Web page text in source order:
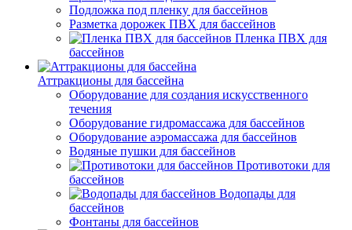
Подложка под пленку для бассейнов
Разметка дорожек ПВХ для бассейнов
Пленка ПВХ для
бассейнов
Аттракционы для бассейна
Оборудование для создания искусственного
течения
Оборудование гидромассажа для бассейнов
Оборудование аэромассажа для бассейнов
Водяные пушки для бассейнов
Противотоки для
бассейнов
Водопады для
бассейнов
Фонтаны для бассейнов